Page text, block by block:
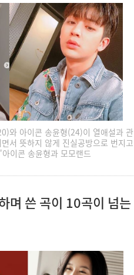
와 아이콘 송윤형(24)이 열애설과 관
서 뜻하지 않게 진실공방으로 번지고
이콘 송윤형과 모모랜드
며 쓴 곡이 10곡이 넘는